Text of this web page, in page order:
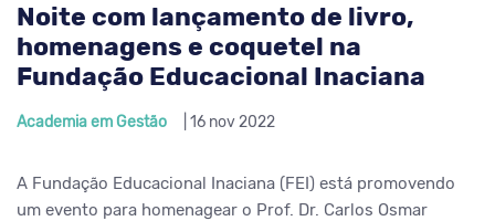
Noite com lançamento de livro,
homenagens e coquetel na
Fundação Educacional Inaciana
Academia em Gestão | 16 nov 2022
A Fundação Educacional Inaciana (FEI) está promovendo
um evento para homenagear o Prof. Dr. Carlos Osmar